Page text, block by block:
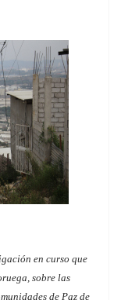
en curso que
sobre las
de Paz de